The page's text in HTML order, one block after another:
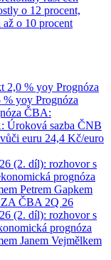
o 12 procent,
o 10 procent
2,0 % yoy Prognóza
% yoy Prognóza
ČBA:
Úroková sazba ČNB
euru 24,4 Kč/euro
(2. díl): rozhovor s
prognóza
Petrem Gapkem
ČBA 2Q 26
(2. díl): rozhovor s
prognóza
Janem Vejmělkem